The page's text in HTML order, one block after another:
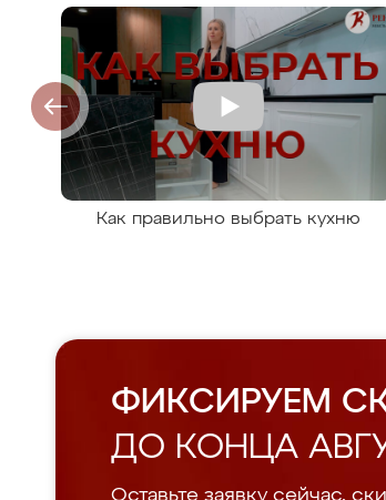
Как правильно выбрать кухню
ФИКСИРУЕМ
ДО КОНЦА
Оставьте заявку сейчас,